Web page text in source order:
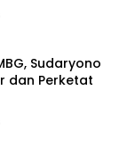
Sudaryono
dan Perketat